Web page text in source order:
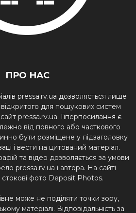
ПРО НАС
pressa.rv.ua дозволяється лише
для пошукових систем
pressa.rv.ua. Гіперпосилання є
від повного або часткового
бути розміщене у підзаголовку
і вести на цитований матеріал.
та відео дозволяється за умови
pressa.rv.ua і автора. На сайті
фото Deposit Photos.
може не поділяти точки зору,
матеріалі. Відповідальність за